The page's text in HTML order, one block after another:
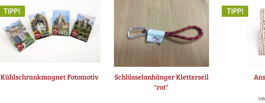
TIPP!
Kühlschrankmagnet Fotomotiv
Schlüsselanhänger Kletterseil
"rot"
TIPP!